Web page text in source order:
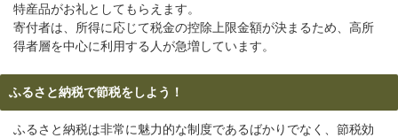
特産品がお礼としてもらえます。
寄付者は、所得に応じて税金の控除上限金額が決まるため、高所
得者層を中心に利用する人が急増しています。
ふるさと納税で節税をしよう！
ふるさと納税は非常に魅力的な制度であるばかりでなく、節税効